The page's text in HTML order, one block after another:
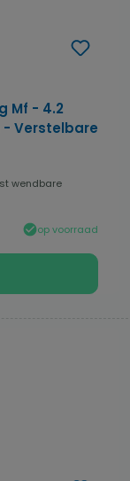
Mf - 4.2
- Verstelbare
wendbare
op voorraad